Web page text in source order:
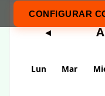
CONFIGURAR
◀
Lun Mar